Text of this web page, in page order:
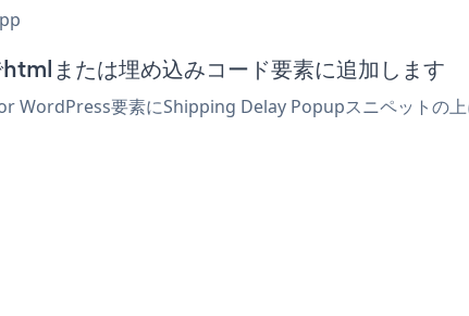
または埋め込みコード要素に追加します
WordPress要素にShipping Delay Popupスニペットの